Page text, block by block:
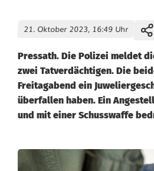
21. Oktober 2023, 16:49 Uhr
Pressath. Die Polizei meldet
zwei Tatverdächtigen. Die
Freitagabend ein
überfallen haben. Ein
und mit einer Schusswaffe
R